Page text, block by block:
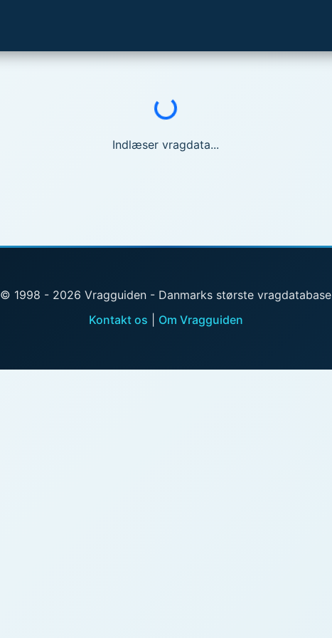
Indlæser...
Indlæser vragdata...
© 1998 - 2026 Vragguiden - Danmarks største vragdatabase
Kontakt os
Om Vragguiden